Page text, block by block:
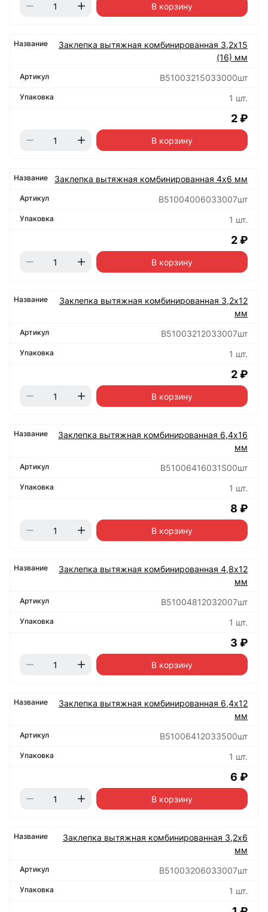
В корзину
Заклепка вытяжная комбинированная 3,2х15
(16) мм
B51003215033000шт
1 шт.
2 ₽
В корзину
Заклепка вытяжная комбинированная 4х6 мм
B51004006033007шт
1 шт.
2 ₽
В корзину
Заклепка вытяжная комбинированная 3,2х12
мм
B51003212033007шт
1 шт.
2 ₽
В корзину
Заклепка вытяжная комбинированная 6,4х16
мм
B51006416031S00шт
1 шт.
8 ₽
В корзину
Заклепка вытяжная комбинированная 4,8х12
мм
B51004812032007шт
1 шт.
3 ₽
В корзину
Заклепка вытяжная комбинированная 6,4х12
мм
B51006412033500шт
1 шт.
6 ₽
В корзину
Заклепка вытяжная комбинированная 3,2х6
мм
B51003206033007шт
1 шт.